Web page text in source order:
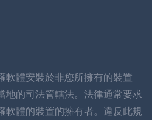
軟體安裝於非您所擁有的裝置
地的司法管轄法。法律通常要求
軟體的裝置的擁有者。違反此規